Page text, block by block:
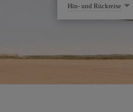
Wählen
Sie
eine
Hin- und Rückreise